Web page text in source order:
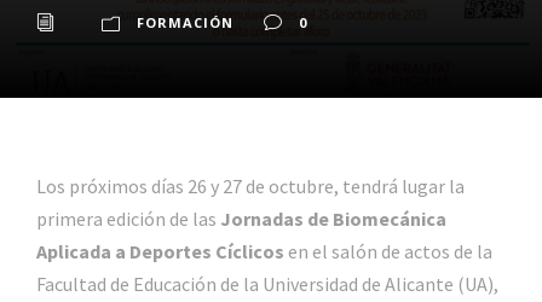
FORMACIÓN 0
Los próximos días 26 y 27 de octubre, tendrá lugar la
primera edición de las Jornadas de Biomecánica
Aplicada a Deportes Cíclicos en el salón de actos de la
Facultad de Educación de la Universidad de Alicante (UA),